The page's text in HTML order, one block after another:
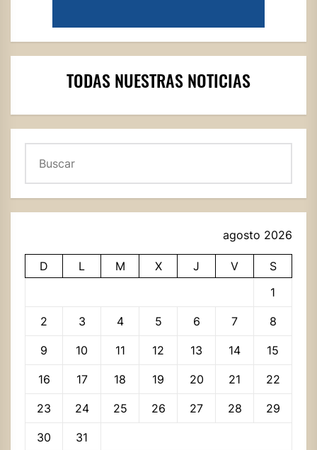
TODAS NUESTRAS NOTICIAS
agosto 2026
D L M X J V
S
1
2 3 4 5 6 7 8
9 10 11 12 13 14 15
16 17 18 19 20 21 22
23 24 25 26 27 28 29
30
31